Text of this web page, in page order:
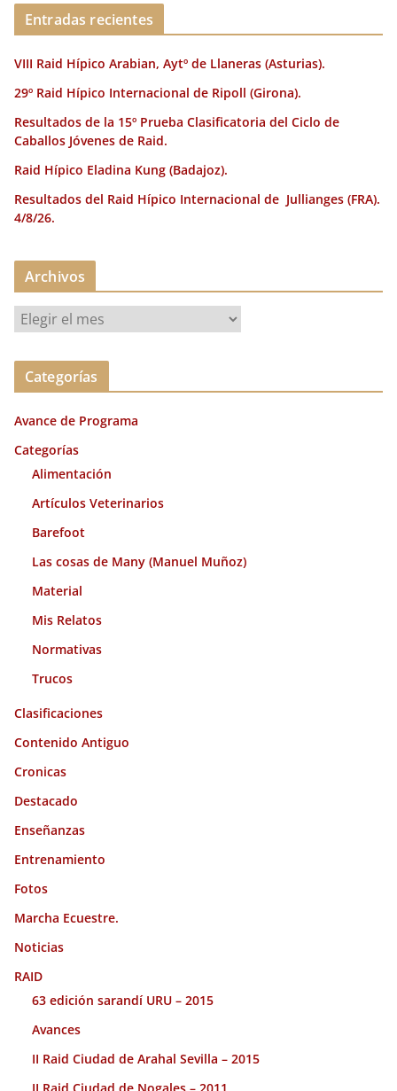
o
k
ir
Entradas recientes
VIII Raid Hípico Arabian, Aytº de Llaneras (Asturias).
29º Raid Hípico Internacional de Ripoll (Girona).
Resultados de la 15º Prueba Clasificatoria del Ciclo de
Caballos Jóvenes de Raid.
Raid Hípico Eladina Kung (Badajoz).
Resultados del Raid Hípico Internacional de Jullianges (FRA).
4/8/26.
Archivos
r
c
v
o
Categorías
Avance de Programa
Categorías
Alimentación
Artículos Veterinarios
Barefoot
Las cosas de Many (Manuel Muñoz)
Material
Mis Relatos
Normativas
Trucos
Clasificaciones
Contenido Antiguo
Cronicas
Destacado
Enseñanzas
Entrenamiento
Fotos
Marcha Ecuestre.
Noticias
RAID
63 edición sarandí URU – 2015
Avances
II Raid Ciudad de Arahal Sevilla – 2015